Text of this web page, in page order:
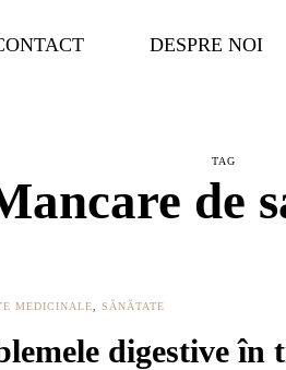
DESPRE NOI
TAG
de
MEDICINALE ,SĂNĂTATE
digestive în